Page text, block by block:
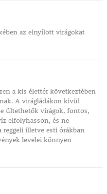
az elnyílott virágokat
a kis élettér következtében
A virágládákon kívül
ültethetők virágok, fontos,
elfolyhasson, és ne
reggeli illetve esti órákban
levelei könnyen